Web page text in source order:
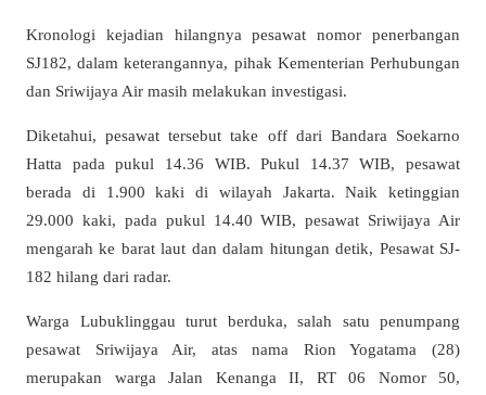
Kronologi kejadian hilangnya pesawat nomor penerbangan
SJ182, dalam keterangannya, pihak Kementerian Perhubungan
dan Sriwijaya Air masih melakukan investigasi.
Diketahui, pesawat tersebut take off dari Bandara Soekarno
Hatta pada pukul 14.36 WIB. Pukul 14.37 WIB, pesawat
berada di 1.900 kaki di wilayah Jakarta. Naik ketinggian
29.000 kaki, pada pukul 14.40 WIB, pesawat Sriwijaya Air
mengarah ke barat laut dan dalam hitungan detik, Pesawat SJ-
182 hilang dari radar.
Warga Lubuklinggau turut berduka, salah satu penumpang
pesawat Sriwijaya Air, atas nama Rion Yogatama (28)
merupakan warga Jalan Kenanga II, RT 06 Nomor 50,